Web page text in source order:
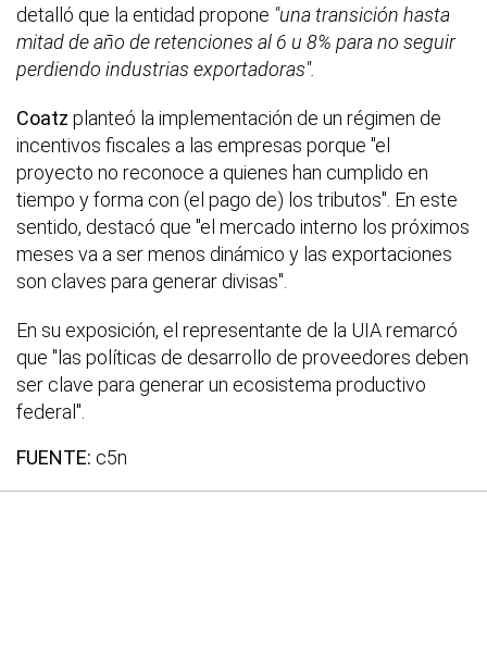
detalló que la entidad propone "una transición hasta
mitad de año de retenciones al 6 u 8% para no seguir
perdiendo industrias exportadoras".
Coatz planteó la implementación de un régimen de
incentivos fiscales a las empresas porque "el
proyecto no reconoce a quienes han cumplido en
tiempo y forma con (el pago de) los tributos". En este
sentido, destacó que "el mercado interno los próximos
meses va a ser menos dinámico y las exportaciones
son claves para generar divisas".
En su exposición, el representante de la UIA remarcó
que "las políticas de desarrollo de proveedores deben
ser clave para generar un ecosistema productivo
federal".
FUENTE: c5n